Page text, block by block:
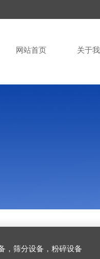
网站首页 关于
，筛分设备，粉碎设备